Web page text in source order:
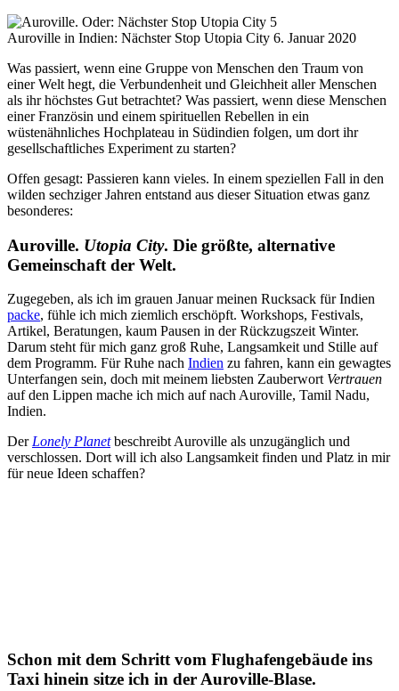
Auroville in Indien: Nächster Stop Utopia City 6. Januar 2020
Was passiert, wenn eine Gruppe von Menschen den Traum von
einer Welt hegt, die Verbundenheit und Gleichheit aller Menschen
als ihr höchstes Gut betrachtet? Was passiert, wenn diese Menschen
einer Französin und einem spirituellen Rebellen in ein
wüstenähnliches Hochplateau in Südindien folgen, um dort ihr
gesellschaftliches Experiment zu starten?
Offen gesagt: Passieren kann vieles. In einem speziellen Fall in den
wilden sechziger Jahren entstand aus dieser Situation etwas ganz
besonderes:
Auroville. Utopia City. Die größte, alternative
Gemeinschaft der Welt.
Zugegeben, als ich im grauen Januar meinen Rucksack für Indien
packe, fühle ich mich ziemlich erschöpft. Workshops, Festivals,
Artikel, Beratungen, kaum Pausen in der Rückzugszeit Winter.
Darum steht für mich ganz groß Ruhe, Langsamkeit und Stille auf
dem Programm. Für Ruhe nach Indien zu fahren, kann ein gewagtes
Unterfangen sein, doch mit meinem liebsten Zauberwort Vertrauen
auf den Lippen mache ich mich auf nach Auroville, Tamil Nadu,
Indien.
Der Lonely Planetbeschreibt Auroville als unzugänglich und
verschlossen. Dort will ich also Langsamkeit finden und Platz in mir
für neue Ideen schaffen?
Schon mit dem Schritt vom Flughafengebäude ins
Taxi hinein sitze ich in der Auroville-Blase.